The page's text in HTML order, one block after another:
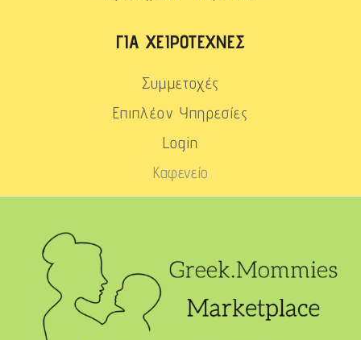
ΓΙΑ ΧΕΙΡΟΤΈΧΝΕΣ
Συμμετοχές
Επιπλέον Υπηρεσίες
Login
Καφενείο